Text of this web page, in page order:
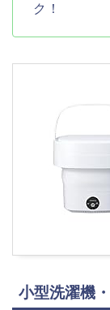
ク！
小型洗濯機